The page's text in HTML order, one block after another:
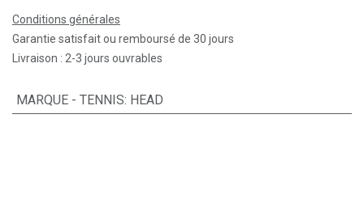
Conditions générales
Garantie satisfait ou remboursé de 30 jours
Livraison : 2-3 jours ouvrables
MARQUE - TENNIS: HEAD